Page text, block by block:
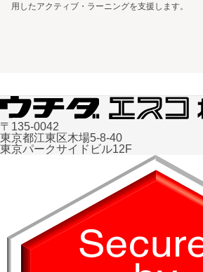
用したアクティブ・ラーニングを支援します。
〒135-0042
東京都江東区木場5-8-40
東京パークサイドビル12F